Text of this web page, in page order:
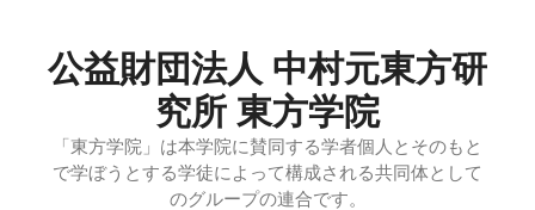
公益財団法人 中村元東方研
究所 東方学院
「東方学院」は本学院に賛同する学者個人とそのもと
で学ぼうとする学徒によって構成される共同体として
のグループの連合です。